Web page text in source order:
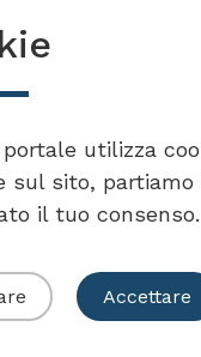
utilizza
sul sito,
il tuo consenso.
Accettare